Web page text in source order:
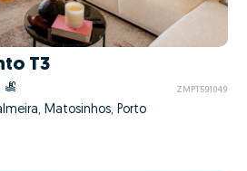
T3
ZMPT591049
Matosinhos, Porto